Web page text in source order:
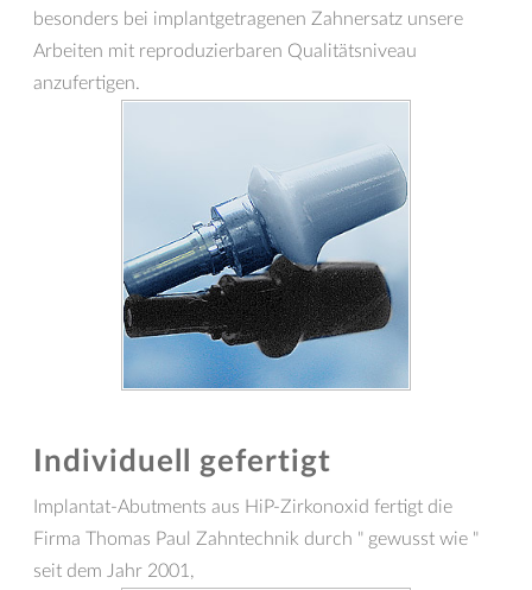
besonders bei implantgetragenen Zahnersatz unsere
Arbeiten mit reproduzierbaren Qualitätsniveau
anzufertigen.
Individuell gefertigt
Implantat-Abutments aus HiP-Zirkonoxid fertigt die
Firma Thomas Paul Zahntechnik durch " gewusst wie "
seit dem Jahr 2001,